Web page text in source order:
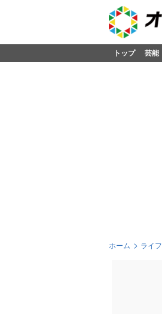
トップ 芸能
ホーム ライフ